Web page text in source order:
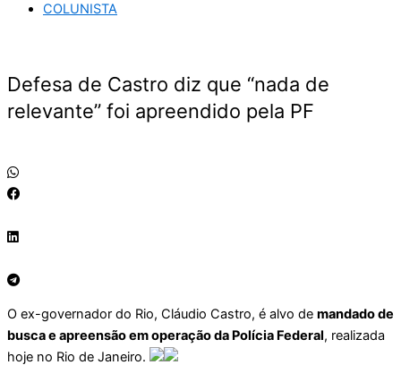
COLUNISTA
Defesa de Castro diz que “nada de
relevante” foi apreendido pela PF
O ex-governador do Rio, Cláudio Castro, é alvo de mandado de
busca e apreensão em operação da Polícia Federal, realizada
hoje no Rio de Janeiro.